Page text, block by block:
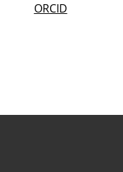
ORCID